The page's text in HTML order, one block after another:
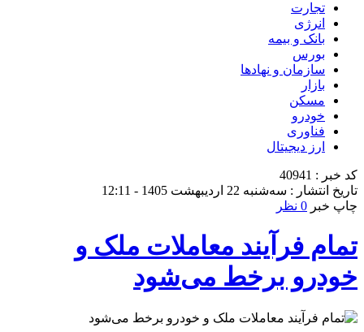
تجارت
انرژی
بانک و بیمه
بورس
سازمان و نهادها
بازار
مسکن
خودرو
فناوری
ارز دیجیتال
کد خبر : 40941
تاریخ انتشار : سه‌شنبه 22 اردیبهشت 1405 - 12:11
چاپ خبر 0 نظر
تمام فرآیند معاملات ملک و
خودرو برخط می‌شود